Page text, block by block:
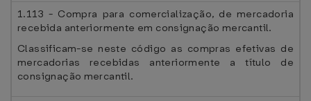
1.113 - Compra para comercialização, de mercadoria
recebida anteriormente em consignação mercantil.
Classificam-se neste código as compras efetivas de
mercadorias recebidas anteriormente a título de
consignação mercantil.